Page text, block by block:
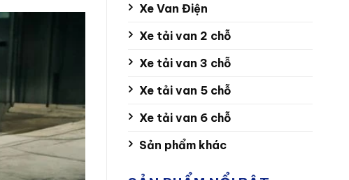
Xe Van Điện
Xe tải van 2 chỗ
Xe tải van 3 chỗ
Xe tải van 5 chỗ
Xe tải van 6 chỗ
Sản phẩm khác